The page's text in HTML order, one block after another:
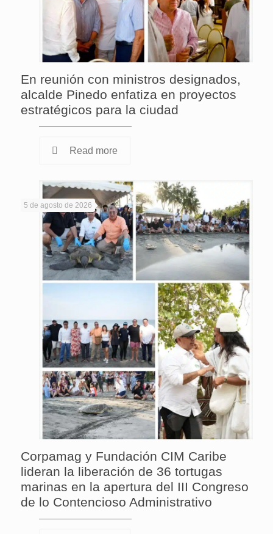
En reunión con ministros designados,
alcalde Pinedo enfatiza en proyectos
estratégicos para la ciudad
Read more
5 de agosto de 2026
Corpamag y Fundación CIM Caribe
lideran la liberación de 36 tortugas
marinas en la apertura del III Congreso
de lo Contencioso Administrativo